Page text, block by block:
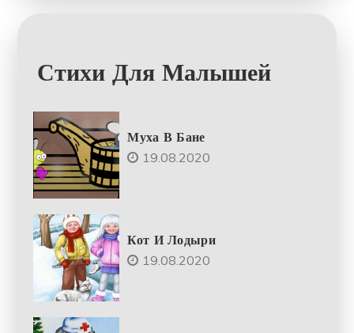
Стихи Для Малышей
Муха В Бане
19.08.2020
Кот И Лодыри
19.08.2020